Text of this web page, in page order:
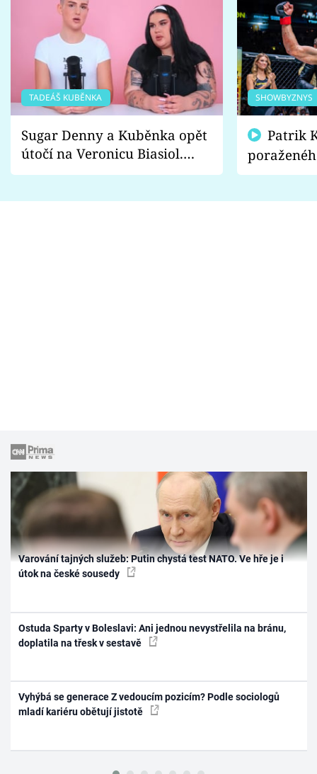
TADEÁŠ KUBĚNKA
Sugar Denny a Kuběnka opět
útočí na Veronicu Biasiol.
Proč je podle nich falešná a
SHOWBYZNYS
fanoušci
Varování tajných služeb: Putin chystá test NATO. Ve hře je i
útok na české sousedy
Ostuda Sparty v Boleslavi: Ani jednou nevystřelila na bránu,
doplatila na třesk v sestavě
Vyhýbá se generace Z vedoucím pozicím? Podle sociologů
mladí kariéru obětují jistotě